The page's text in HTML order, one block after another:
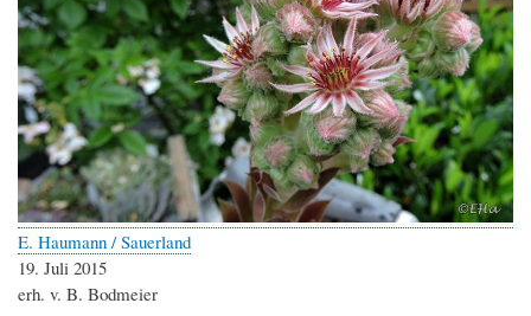
E. Haumann / Sauerland
19. Juli 2015
erh. v. B. Bodmeier